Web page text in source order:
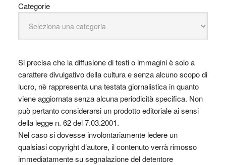
Categorie
Si precisa che la diffusione di testi o immagini è solo a
carattere divulgativo della cultura e senza alcuno scopo di
lucro, nè rappresenta una testata giornalistica in quanto
viene aggiornata senza alcuna periodicità specifica. Non
può pertanto considerarsi un prodotto editoriale ai sensi
della legge n. 62 del 7.03.2001.
Nel caso si dovesse involontariamente ledere un
qualsiasi copyright d’autore, il contenuto verrà rimosso
immediatamente su segnalazione del detentore